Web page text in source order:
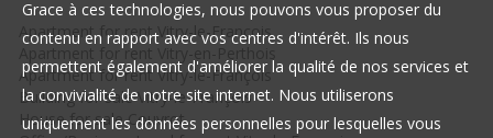
Apartment for rent Vitry-le-François
Apartment for rent Vitry-en-Perthois
Apartment for rent Vitry-le-François
Building for sale Vitry-le-François
House for sale Couvrot
Grace à ces technologies, nous pouvons vous proposer du
contenu en rapport avec vos centres d'intérêt. Ils nous
permettent également d'améliorer la qualité de nos services et
la convivialité de notre site internet. Nous utiliserons
uniquement les données personnelles pour lesquelles vous